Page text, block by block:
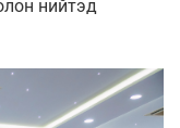
нийтэд